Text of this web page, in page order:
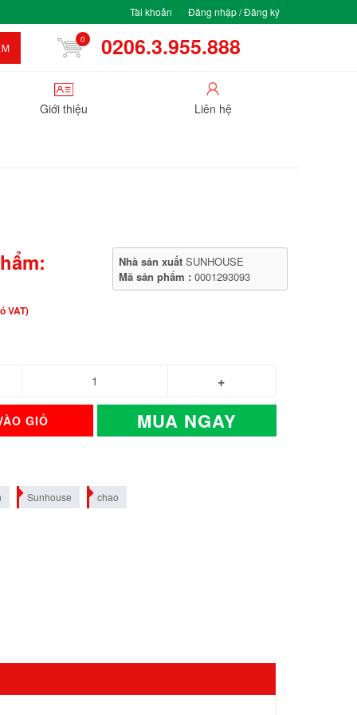
Tài khoản Đăng nhập / Đăng ký
0 0206.3.955.888
Giới thiệu Liên hệ
VAT)
Nhà sản xuất SUNHOUSE
Mã sản phẩm : 0001293093
GIỎ MUA NGAY
Sunhouse chao